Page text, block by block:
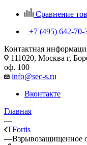
Сравнение
+7 (495) 642-70-
Контактная
111020, Москва г,
оф. 100
info@sec-s.ru
Вконтакте
Главная
—
TFortis
—Взрывозащищенное